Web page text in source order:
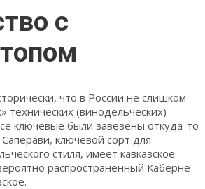
с
что в России не слишком
технических (винодельческих)
ключевые были завезены откуда-то
ключевой сорт для
стиля, имеет кавказское
распространённый Каберне